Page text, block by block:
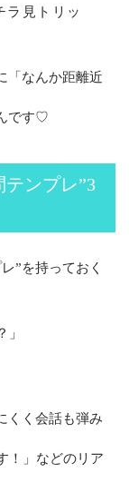
見トリッ
「なんか距離近
です♡
ンプレ”3
”を持っておく
くく会話も弾み
！」などのリア